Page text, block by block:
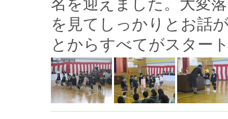
名を迎えました。大変
を見てしっかりとお話
とからすべてがスター